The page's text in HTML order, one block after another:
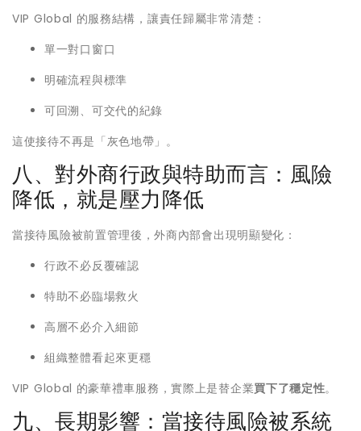
VIP Global 的服務結構，讓責任歸屬非常清楚：
單一對口窗口
明確流程與標準
可回溯、可交代的紀錄
這使接待不再是「灰色地帶」。
八、對外商行政與特助而言：風險
降低，就是壓力降低
當接待風險被前置管理後，外商內部會出現明顯變化：
行政不必反覆確認
特助不必臨場救火
高層不必介入細節
組織整體看起來更穩
VIP Global 的豪華禮車服務，實際上是替企業買下了穩定性。
九、長期影響：當接待風險被系統